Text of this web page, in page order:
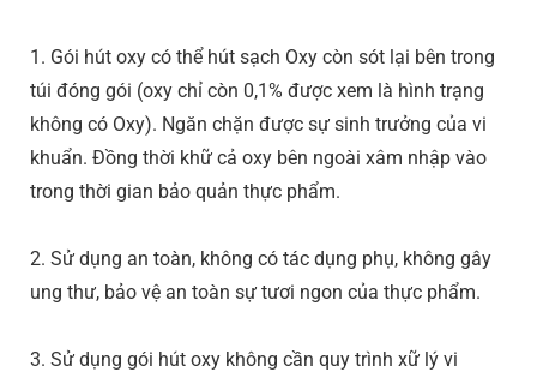
1. Gói hút oxy có thể hút sạch Oxy còn sót lại bên trong
túi đóng gói (oxy chỉ còn 0,1% được xem là hình trạng
không có Oxy). Ngăn chặn được sự sinh trưởng của vi
khuẩn. Đồng thời khữ cả oxy bên ngoài xâm nhập vào
trong thời gian bảo quản thực phẩm.
2. Sử dụng an toàn, không có tác dụng phụ, không gây
ung thư, bảo vệ an toàn sự tươi ngon của thực phẩm.
3. Sử dụng gói hút oxy không cần quy trình xữ lý vi